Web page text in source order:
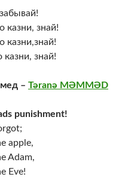
казни, знай!
казни,знай!
знай!
– Təranə MƏMMƏD
punishment!
apple,
Adam,
Eve!